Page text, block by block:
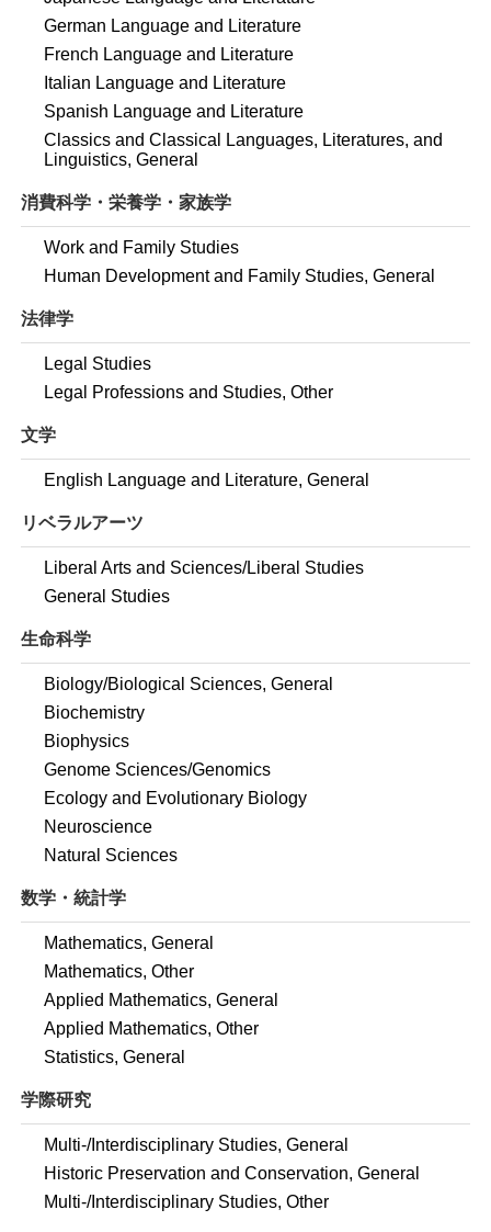
German Language and Literature
French Language and Literature
Italian Language and Literature
Spanish Language and Literature
Classics and Classical Languages, Literatures, and
Linguistics, General
消費科学・栄養学・家族学
Work and Family Studies
Human Development and Family Studies, General
法律学
Legal Studies
Legal Professions and Studies, Other
文学
English Language and Literature, General
リベラルアーツ
Liberal Arts and Sciences/Liberal Studies
General Studies
生命科学
Biology/Biological Sciences, General
Biochemistry
Biophysics
Genome Sciences/Genomics
Ecology and Evolutionary Biology
Neuroscience
Natural Sciences
数学・統計学
Mathematics, General
Mathematics, Other
Applied Mathematics, General
Applied Mathematics, Other
Statistics, General
学際研究
Multi-/Interdisciplinary Studies, General
Historic Preservation and Conservation, General
Multi-/Interdisciplinary Studies, Other